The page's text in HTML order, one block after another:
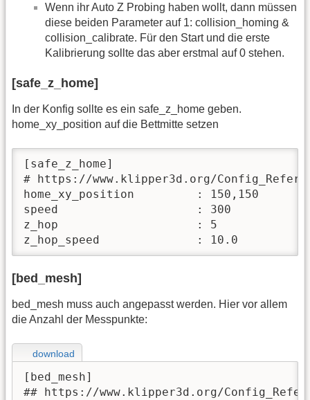
Wenn ihr Auto Z Probing haben wollt, dann müssen
diese beiden Parameter auf 1: collision_homing &
collision_calibrate. Für den Start und die erste
Kalibrierung sollte das aber erstmal auf 0 stehen.
[safe_z_home]
In der Konfig sollte es ein safe_z_home geben.
home_xy_position auf die Bettmitte setzen
[safe_z_home]
# https://www.klipper3d.org/
home_xy_position         : 150,150
speed                    : 300
z_hop                    : 5
z_hop_speed              : 10.0
[bed_mesh]
bed_mesh muss auch angepasst werden. Hier vor allem
die Anzahl der Messpunkte:
download
[bed_mesh]
## https://www.klipper3d.org/